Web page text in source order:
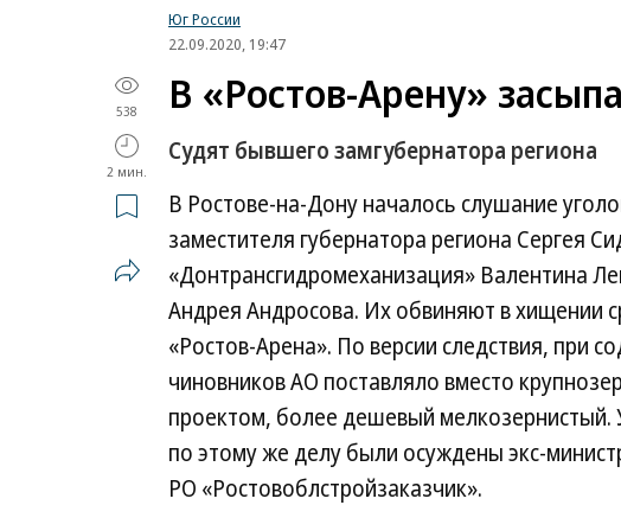
Юг России
22.09.2020, 19:47
538
2 мин.
В «Ростов-Арену»
Судят бывшего замгубернатора региона
В Ростове-на-Дону началось слушание
заместителя губернатора региона Сергея
«Донтрансгидромеханизация» Валентина
Андрея Андросова. Их обвиняют в хищении
«Ростов-Арена». По версии следствия, при
чиновников АО поставляло вместо
проектом, более дешевый
по этому же делу были осуждены экс-
РО «Ростовоблстройзаказчик».